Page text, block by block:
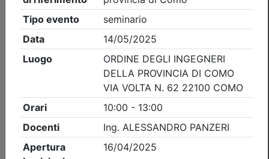
- Tipo Ordine/collegio:Ingegneri
Como
- Eventi in programma dal
Precedente 2 Successiva
Nessun risultato per i parametri inseriti